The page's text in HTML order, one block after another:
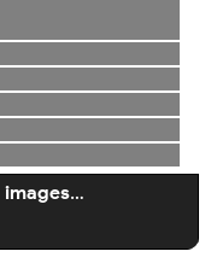
images…